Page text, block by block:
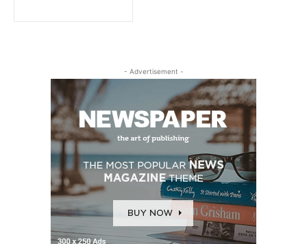
- Advertisement -